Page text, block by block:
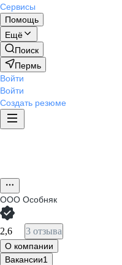
Сервисы
Помощь
Ещё
Поиск
Пермь
Войти
Войти
Создать резюме
ООО Особняк
2,6 3 отзыва
О компании
Вакансии1